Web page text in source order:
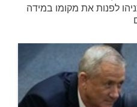
נתניהו לפנות את מקומו במידה